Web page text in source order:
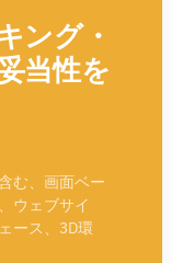
ング・
当性を
む、画面ベー
ウェブサイ
ース、3D環